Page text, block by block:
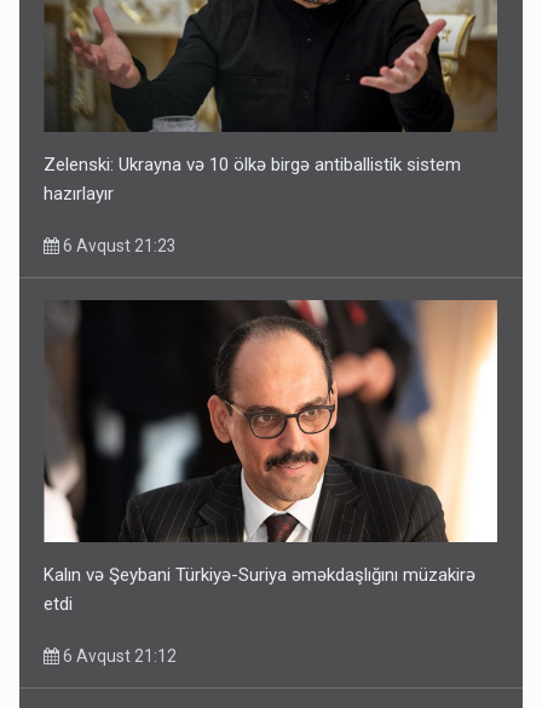
Zelenski: Ukrayna və 10 ölkə birgə antiballistik sistem
hazırlayır
6 Avqust 21:23
Kalın və Şeybani Türkiyə-Suriya əməkdaşlığını müzakirə
etdi
6 Avqust 21:12